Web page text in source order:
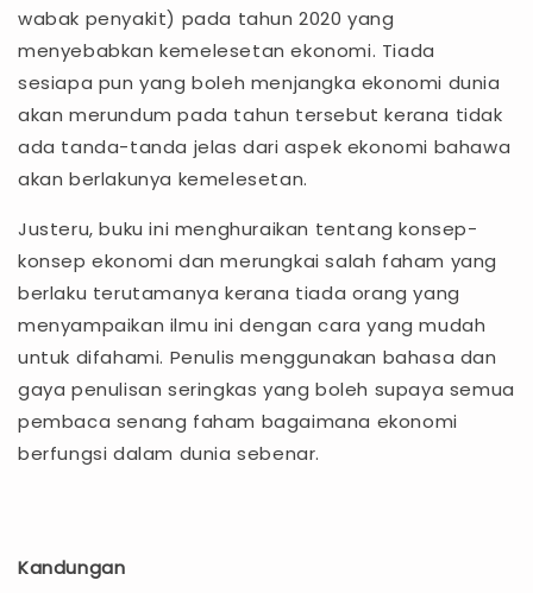
wabak penyakit) pada tahun 2020 yang
menyebabkan kemelesetan ekonomi. Tiada
sesiapa pun yang boleh menjangka ekonomi dunia
akan merundum pada tahun tersebut kerana tidak
ada tanda-tanda jelas dari aspek ekonomi bahawa
akan berlakunya kemelesetan.
Justeru, buku ini menghuraikan tentang konsep-
konsep ekonomi dan merungkai salah faham yang
berlaku terutamanya kerana tiada orang yang
menyampaikan ilmu ini dengan cara yang mudah
untuk difahami. Penulis menggunakan bahasa dan
gaya penulisan seringkas yang boleh supaya semua
pembaca senang faham bagaimana ekonomi
berfungsi dalam dunia sebenar.
Kandungan